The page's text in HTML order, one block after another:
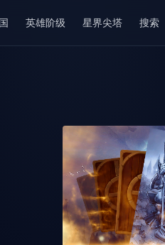
英雄阶级 星界尖塔 搜索